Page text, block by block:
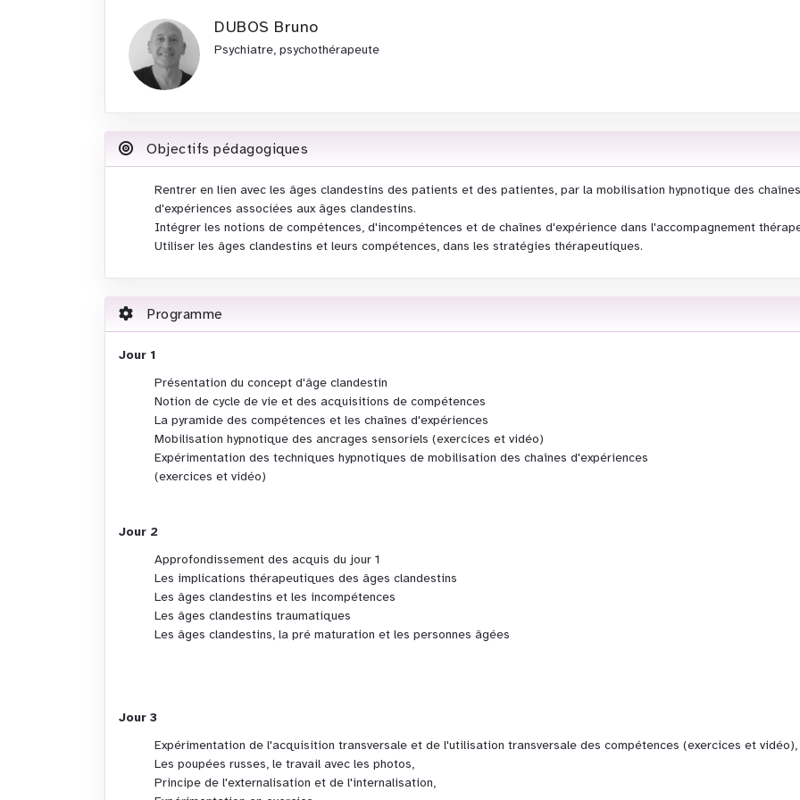
DUBOS Bruno
Psychiatre, psychothérapeute
Objectifs pédagogiques
Rentrer en lien avec les âges clandestins des patients et des patientes, par la mobilisation hypnotique des chaînes
d'expériences associées aux âges clandestins.
Intégrer les notions de compétences, d'incompétences et de chaînes d'expérience dans l'accompagnement
Utiliser les âges clandestins et leurs compétences, dans les stratégies thérapeutiques.
Programme
Jour 1
Présentation du concept d'âge clandestin
Notion de cycle de vie et des acquisitions de compétences
La pyramide des compétences et les chaînes d'expériences
Mobilisation hypnotique des ancrages sensoriels (exercices et vidéo)
Expérimentation des techniques hypnotiques de mobilisation des chaînes d'expériences
(exercices et vidéo)
Jour 2
Approfondissement des acquis du jour 1
Les implications thérapeutiques des âges clandestins
Les âges clandestins et les incompétences
Les âges clandestins traumatiques
Les âges clandestins, la pré maturation et les personnes âgées
Jour 3
Expérimentation de l'acquisition transversale et de l'utilisation transversale des compétences (exercices et vidéo),
Les poupées russes, le travail avec les photos,
Principe de l'externalisation et de l'internalisation,